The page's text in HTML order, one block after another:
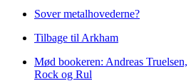
Sover metalhovederne?
Tilbage til Arkham
Mød bookeren: Andreas Truelsen,
Rock og Rul